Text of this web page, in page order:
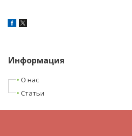
Информация
О нас
Статьи